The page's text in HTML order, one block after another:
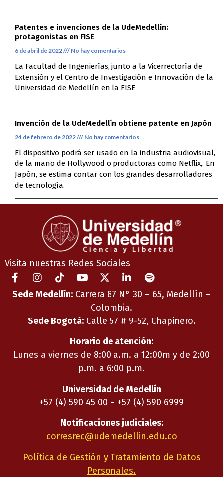
Patentes e invenciones de la UdeMedellín:
protagonistas en FISE
6 de abril de 2022 No hay comentarios
La Facultad de Ingenierías, junto a la Vicerrectoría de
Extensión y el Centro de Investigación e Innovación de la
Universidad de Medellín en la FISE
Invención de la UdeMedellín obtiene patente en Japón
24 de febrero de 2022 No hay comentarios
El dispositivo podrá ser usado en la industria audiovisual,
de la mano de Hollywood o productoras como Netflix,. En
Japón, se estima contar con los grandes desarrolladores
de tecnología.
Visita nuestras Redes Sociales
Sede Medellín: Carrera 87 N° 30 – 65, Medellín –
Colombia.
Sede Bogotá:Calle 57 # 9-52, Chapinero.
Horario de atención:
Lunes a viernes de 8:00 a.m. a 12:00m y de 2:00
p.m. a 6:00 p.m.
Universidad de Medellín
+57 (4) 590 45 00 – +57 (4) 590 6999
Notificaciones judiciales:
corresrec@udemedellin.edu.co
Política de Gestión y Tratamiento de Datos
Personales.